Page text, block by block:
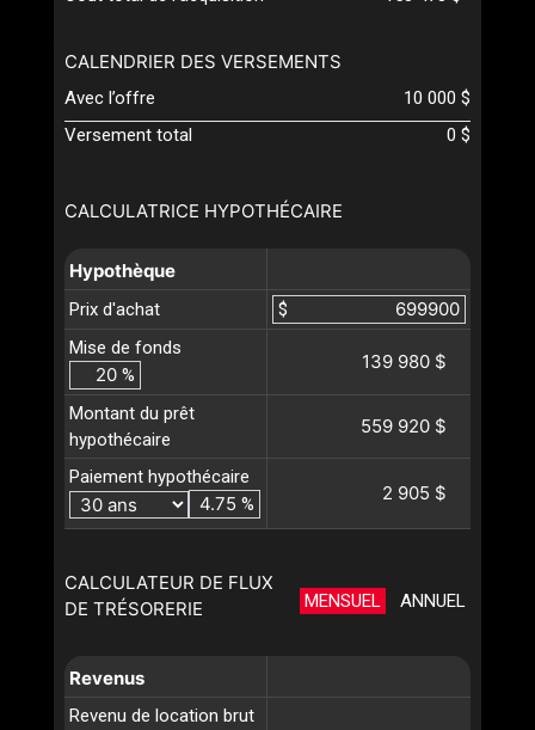
CALCULATRICE HYPOTHÉCAIRE
Hypothèque
Prix d'achat
$
Mise de fonds
%
139 980 $
Montant du prêt
hypothécaire
559 920 $
Paiement hypothécaire
%
2 905 $
CALCULATEUR DE FLUX
DE TRÉSORERIE
MENSUEL ANNUEL
Revenus
Revenu de location brut
CALENDRIER DES VERSEMENTS
Avec l’offre
10 000 $
Versement total
0 $